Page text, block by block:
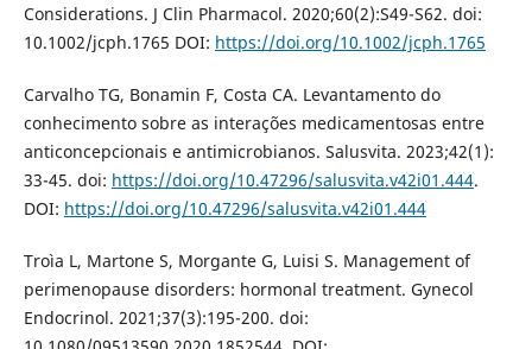
Considerations. J Clin Pharmacol. 2020;60(2):S49-S62. doi:
10.1002/jcph.1765 DOI: https://doi.org/10.1002/jcph.1765
Carvalho TG, Bonamin F, Costa CA. Levantamento do
conhecimento sobre as interações medicamentosas entre
anticoncepcionais e antimicrobianos. Salusvita. 2023;42(1):
33-45. doi: https://doi.org/10.47296/salusvita.v42i01.444.
DOI: https://doi.org/10.47296/salusvita.v42i01.444
Troìa L, Martone S, Morgante G, Luisi S. Management of
perimenopause disorders: hormonal treatment. Gynecol
Endocrinol. 2021;37(3):195-200. doi: